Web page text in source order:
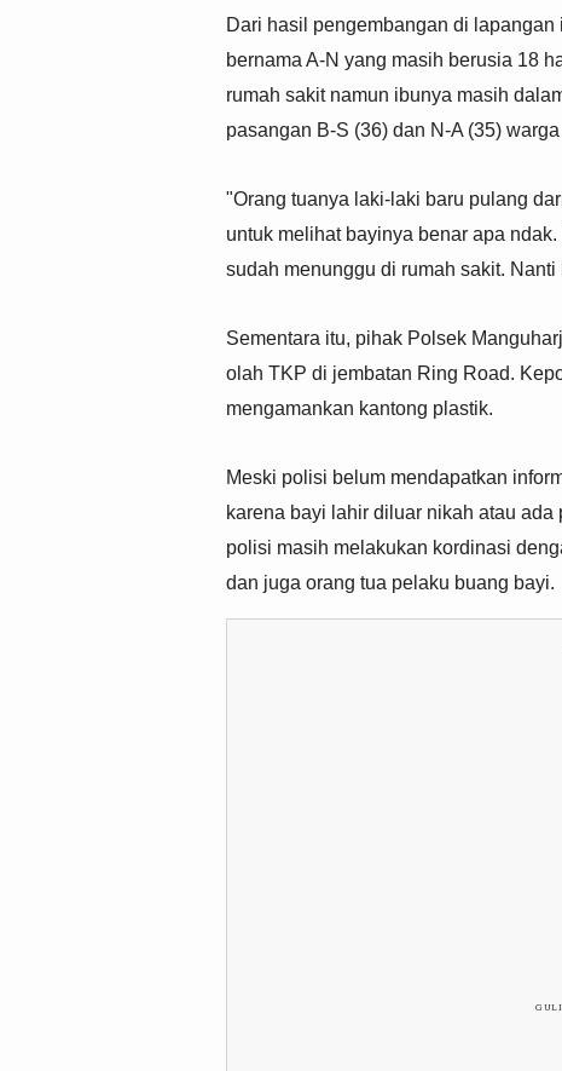
Dari hasil pengembangan di
bernama A-N yang masih berusia 18
rumah sakit namun ibunya masih
pasangan B-S (36) dan N-A (35)
"Orang tuanya laki-laki baru pulang
untuk melihat bayinya benar apa
sudah menunggu di rumah sakit.
Sementara itu, pihak Polsek
olah TKP di jembatan Ring Road.
mengamankan kantong plastik.
Meski polisi belum mendapatkan
karena bayi lahir diluar nikah atau
polisi masih melakukan kordinasi
dan juga orang tua pelaku buang bayi.